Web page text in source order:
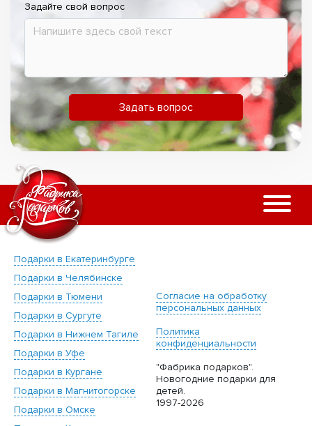
Задайте свой вопрос
Задать вопрос
Подарки в Екатеринбурге
Подарки в Челябинске
Подарки в Тюмени
Подарки в Сургуте
Подарки в Нижнем Тагиле
Подарки в Уфе
Подарки в Кургане
Подарки в Магнитогорске
Подарки в Омске
Согласие на обработку
персональных данных
Политика
конфиденциальности
"Фабрика подарков".
Новогодние подарки для
детей.
1997-2026